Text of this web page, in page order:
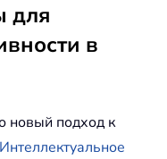
для
в
новый подход к
Интеллектуальное